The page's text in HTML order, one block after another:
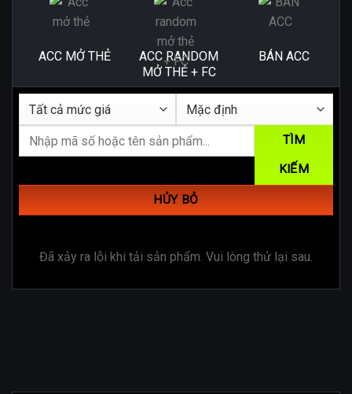
ACC MỞ THẺ
ACC RANDOM
MỞ THẺ + FC
BÁN ACC
TÌM
KIẾM
HỦY BỎ
Đã xảy ra lỗi khi tải sản phẩm. Vui lòng thử lại sau.